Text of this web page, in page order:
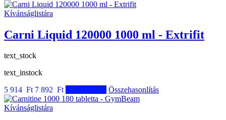
Kívánságlistára
Carni Liquid 120000 1000 ml - Extrifit
text_stock
text_instock
5 914 Ft 7 892 Ft Összehasonlítás
Kívánságlistára